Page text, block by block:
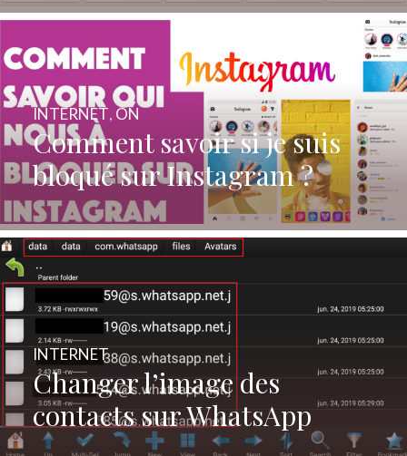
Comment savoir si je suis
bloqué sur Instagram ?
INTERNET, ON
Changer l’image des
contacts sur WhatsApp
INTERNET